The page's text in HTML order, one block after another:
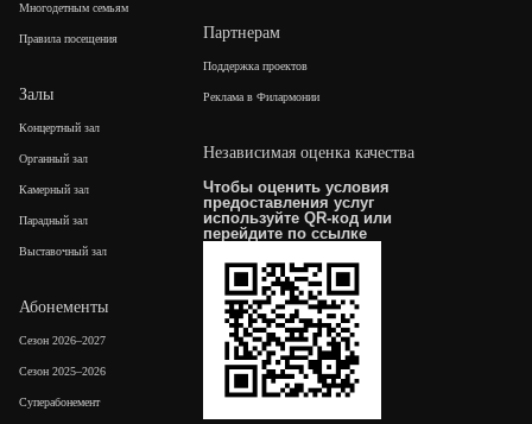
Многодетным семьям
Правила посещения
Залы
Концертный зал
Органный зал
Камерный зал
Парадный зал
Выставочный зал
Абонементы
Сезон 2026–2027
Сезон 2025–2026
Суперабонемент
Партнерам
Поддержка проектов
Реклама в Филармонии
Независимая оценка качества
Чтобы оценить условия
предоставления услуг
используйте QR-код или
перейдите по ссылке